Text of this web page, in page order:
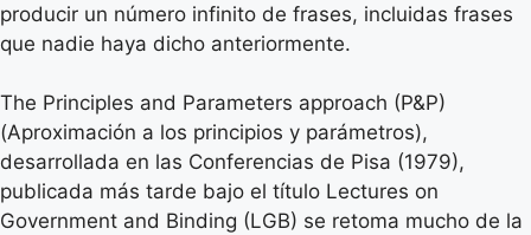
producir un número infinito de frases, incluidas frases
que nadie haya dicho anteriormente.
The Principles and Parameters approach (P&P)
(Aproximación a los principios y parámetros),
desarrollada en las Conferencias de Pisa (1979),
publicada más tarde bajo el título Lectures on
Government and Binding (LGB) se retoma mucho de la